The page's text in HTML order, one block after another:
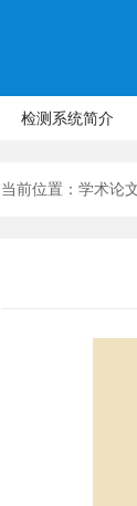
检测系统简介
当前位置： 学术论